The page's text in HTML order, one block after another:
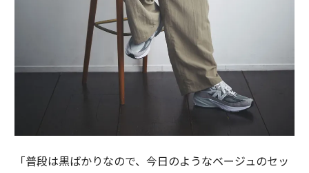
「普段は黒ばかりなので、今日のようなベージュのセッ